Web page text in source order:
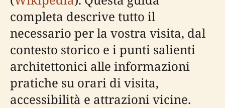
completa descrive tutto il
necessario per la vostra visita, dal
contesto storico e i punti salienti
architettonici alle informazioni
pratiche su orari di visita,
accessibilità e attrazioni vicine.